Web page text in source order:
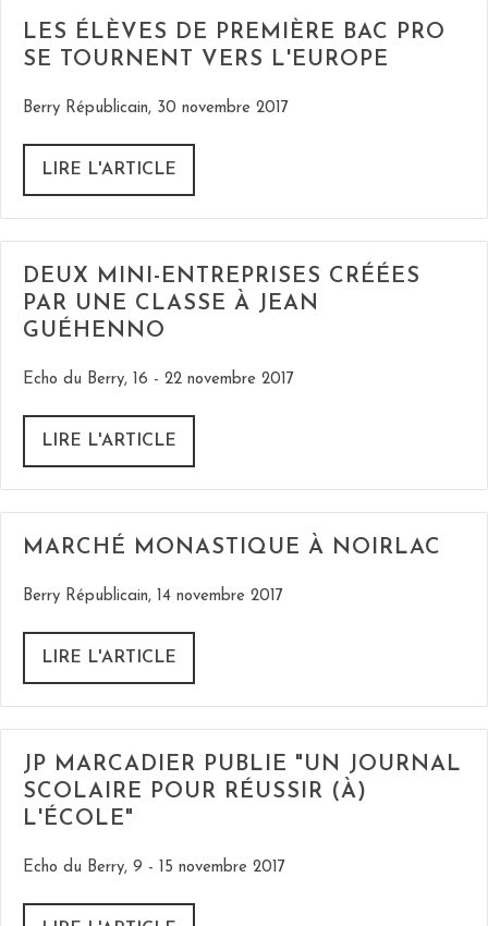
LES ÉLÈVES DE PREMIÈRE BAC PRO
SE TOURNENT VERS L'EUROPE
Berry Républicain, 30 novembre 2017
LIRE L'ARTICLE
DEUX MINI-ENTREPRISES CRÉÉES
PAR UNE CLASSE À JEAN
GUÉHENNO
Echo du Berry, 16 - 22 novembre 2017
LIRE L'ARTICLE
MARCHÉ MONASTIQUE À NOIRLAC
Berry Républicain, 14 novembre 2017
LIRE L'ARTICLE
JP MARCADIER PUBLIE "UN JOURNAL
SCOLAIRE POUR RÉUSSIR (À)
L'ÉCOLE"
Echo du Berry, 9 - 15 novembre 2017